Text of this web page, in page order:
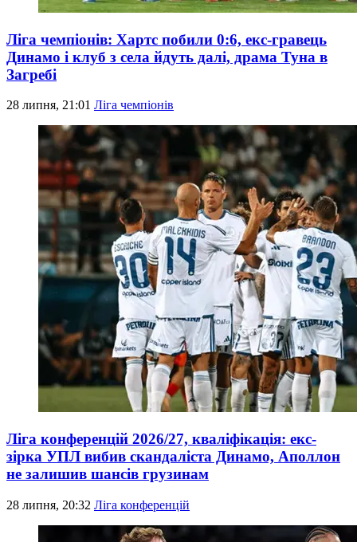
Ліга чемпіонів: Хартс побили 0:6, екс-гравець
Динамо і клуб з села йдуть далі, драма Туна в
Загребі
28 липня, 21:01 Ліга чемпіонів
Ліга конференцій 2026/27, кваліфікація: екс-
зірка УПЛ вибив скандаліста Динамо, Аполлон
не залишив шансів грузинам
28 липня, 20:32 Ліга конференцій